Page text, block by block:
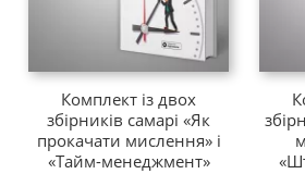
Комплект із двох
збірників самарі «Як
прокачати мислення» і
«Тайм-менеджмент»